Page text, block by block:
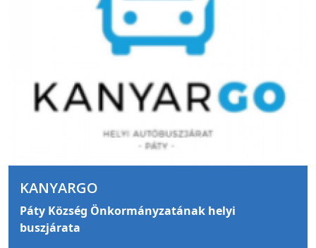
KANYARGO
Páty Község Önkormányzatának helyi
buszjárata